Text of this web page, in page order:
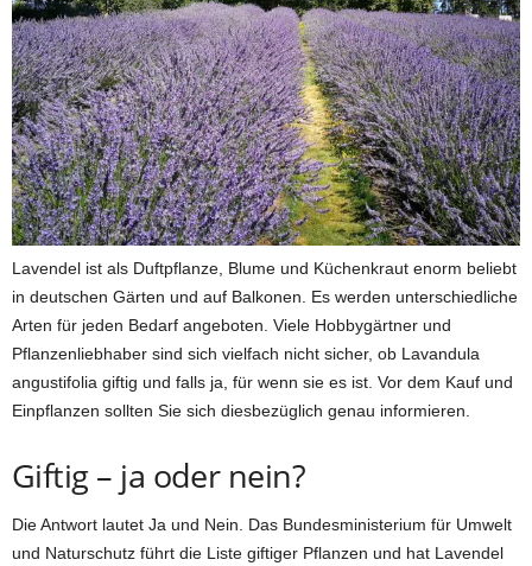
Lavendel ist als Duftpflanze, Blume und Küchenkraut enorm beliebt
in deutschen Gärten und auf Balkonen. Es werden unterschiedliche
Arten für jeden Bedarf angeboten. Viele Hobbygärtner und
Pflanzenliebhaber sind sich vielfach nicht sicher, ob Lavandula
angustifolia giftig und falls ja, für wenn sie es ist. Vor dem Kauf und
Einpflanzen sollten Sie sich diesbezüglich genau informieren.
Giftig – ja oder nein?
Die Antwort lautet Ja und Nein. Das Bundesministerium für Umwelt
und Naturschutz führt die Liste giftiger Pflanzen und hat Lavendel